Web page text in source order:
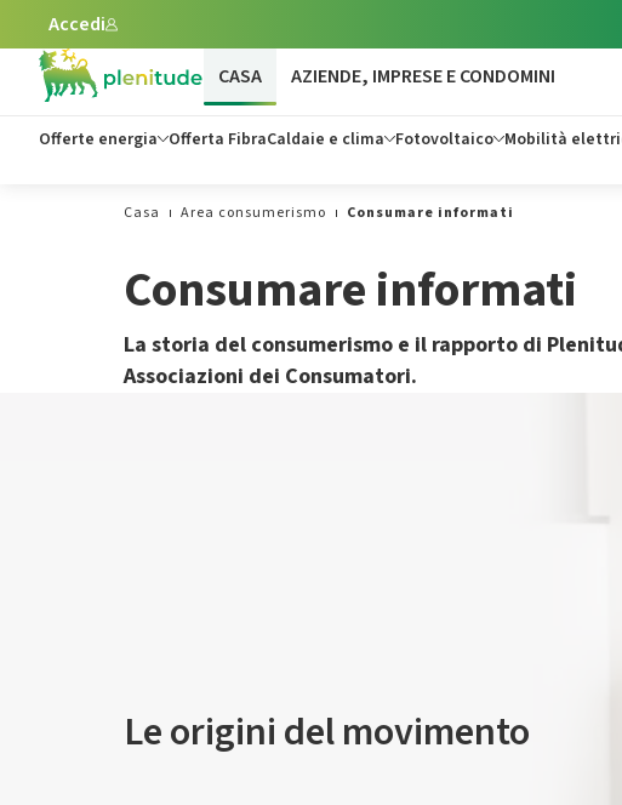
Vai al contenuto principale
Accedi
CASA
Offerte energia Offerta FibraCaldaie e clima Fotovoltaico Mobilità
AZIENDE, IMPRESE E CONDOMINI
Casa Area consumerismo Consumare informati
Consumare informati
La storia del consumerismo e il rapporto di
Associazioni dei Consumatori.
Le origini del movimento